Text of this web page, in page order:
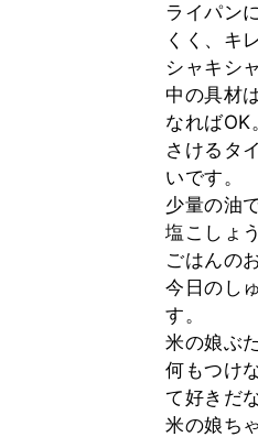
ライパン
くく、キ
シャキシ
中の具材
なればOK。
さけるタ
いです。
少量の油
塩こしょ
ごはんの
今日のし
す。
米の娘ぶ
何もつけ
て好きだ
米の娘ち